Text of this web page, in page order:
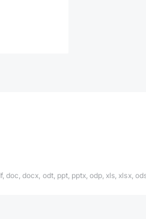
docx, odt, ppt, pptx, odp, xls, xlsx,